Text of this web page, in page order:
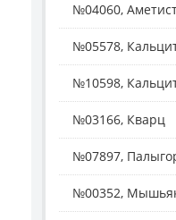
№04060,
№05578,
№10598,
№03166, Кварц
№07897,
№00352,